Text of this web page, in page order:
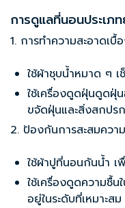
การดูแลที่นอนประเภ
1. การทำความสะอาดเบื้
ใช้ผ้าชุบน้ำหมาด ๆ
ใช้เครื่องดูดฝุ่นดูดฝุ่
ขจัดฝุ่นและสิ่งสกปรก
2. ป้องกันการสะสมควา
ใช้ผ้าปูที่นอนกันน้ำ
ใช้เครื่องดูดความชื้
อยู่ในระดับที่เหมาะสม